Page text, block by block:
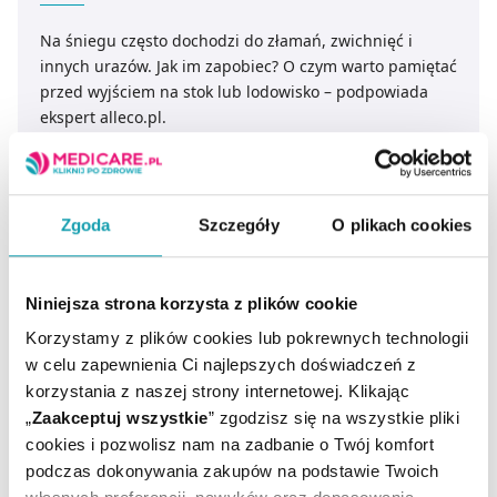
Zgoda Szczegóły O plikach cookies
Niniejsza strona korzysta z plików cookie
Korzystamy z plików cookies lub pokrewnych technologii
w celu zapewnienia Ci najlepszych doświadczeń z
korzystania z naszej strony internetowej. Klikając
„Zaakceptuj wszystkie” zgodzisz się na wszystkie pliki
cookies i pozwolisz nam na zadbanie o Twój komfort
podczas dokonywania zakupów na podstawie Twoich
Na śniegu często dochodzi do złamań, zwichnięć i
innych urazów. Jak im zapobiec? O czym warto pamiętać
przed wyjściem na stok lub lodowisko – podpowiada
ekspert alleco.pl.
CZYTAJ DALEJ